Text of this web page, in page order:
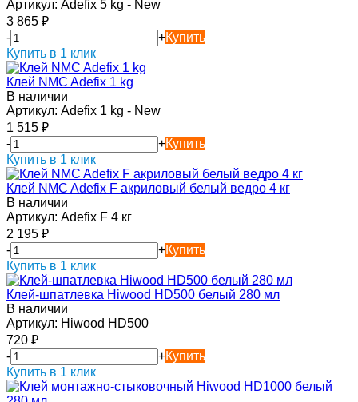
Артикул: Adefix 5 kg - New
3 865 ₽
-
+Купить
Купить в 1 клик
Клей NMC Adefix 1 kg
В наличии
Артикул: Adefix 1 kg - New
1 515 ₽
-
+Купить
Купить в 1 клик
Клей NMC Adefix F акриловый белый ведро 4 кг
В наличии
Артикул: Adefix F 4 кг
2 195 ₽
-
+Купить
Купить в 1 клик
Клей-шпатлевка Hiwood HD500 белый 280 мл
В наличии
Артикул: Hiwood HD500
720 ₽
-
+Купить
Купить в 1 клик